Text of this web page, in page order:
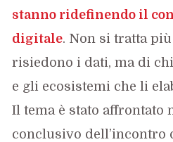
stanno ridefinendo il
digitale. Non si tratta
risiedono i dati, ma di
e gli ecosistemi che li
Il tema è stato affrontato
conclusivo dell’incontro